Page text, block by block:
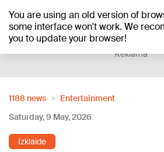
You are using an old version of
some interface won't work. We
you to update your browser!
+16°C
Reklāma
1188 news
Entertainment
Saturday, 9 May, 2026
Izklaide